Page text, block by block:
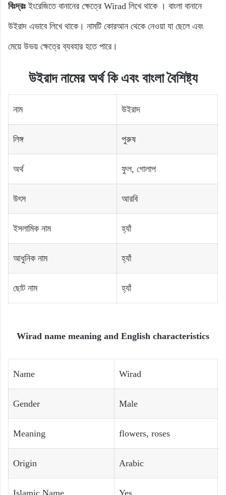
বিঃদ্রঃ ইংরেজিতে বানানের ক্ষেত্রে Wirad লিখে থাকে । বাংলা বানানে
উইরাদ এভাবে লিখে থাকে। নামটি কোরআন থেকে নেওয়া যা ছেলে এবং
মেয়ে উভয় ক্ষেত্রে ব্যবহার হতে পারে।
উইরাদ নামের অর্থ কি এবং বাংলা বৈশিষ্ট্য
নাম উইরাদ
লিঙ্গ পুরুষ
অর্থ ফুল, গোলাপ
উৎস আরবি
ইসলামিক নাম হ্যাঁ
আধুনিক নাম হ্যাঁ
ছোট নাম হ্যাঁ
Wirad name meaning and English characteristics
Name Wirad
Gender Male
Meaning flowers, roses
Origin Arabic